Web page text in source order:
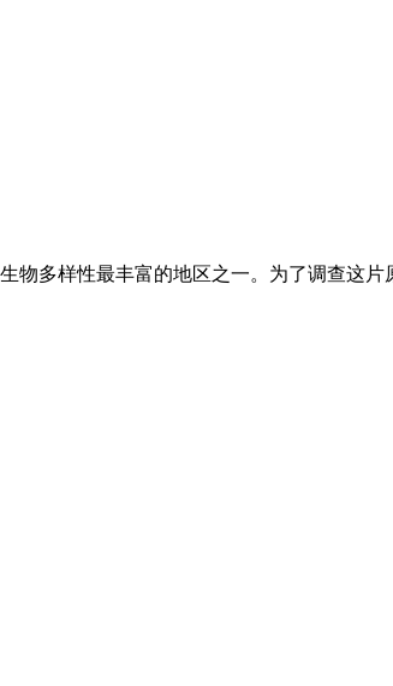
物多样性最丰富的地区之一。为了调查这